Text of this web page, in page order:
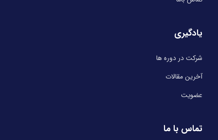
یادگیری
شرکت در دوره ها
آخرین مقالات
عضویت
تماس با ما